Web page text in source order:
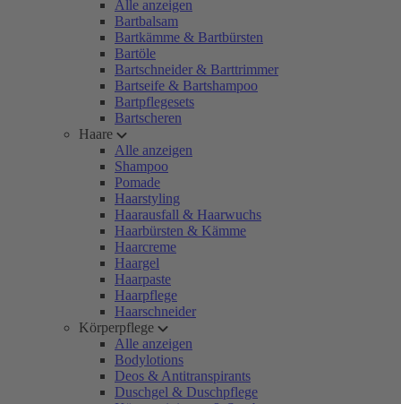
Alle anzeigen
Bartbalsam
Bartkämme & Bartbürsten
Bartöle
Bartschneider & Barttrimmer
Bartseife & Bartshampoo
Bartpflegesets
Bartscheren
Haare
Alle anzeigen
Shampoo
Pomade
Haarstyling
Haarausfall & Haarwuchs
Haarbürsten & Kämme
Haarcreme
Haargel
Haarpaste
Haarpflege
Haarschneider
Körperpflege
Alle anzeigen
Bodylotions
Deos & Antitranspirants
Duschgel & Duschpflege